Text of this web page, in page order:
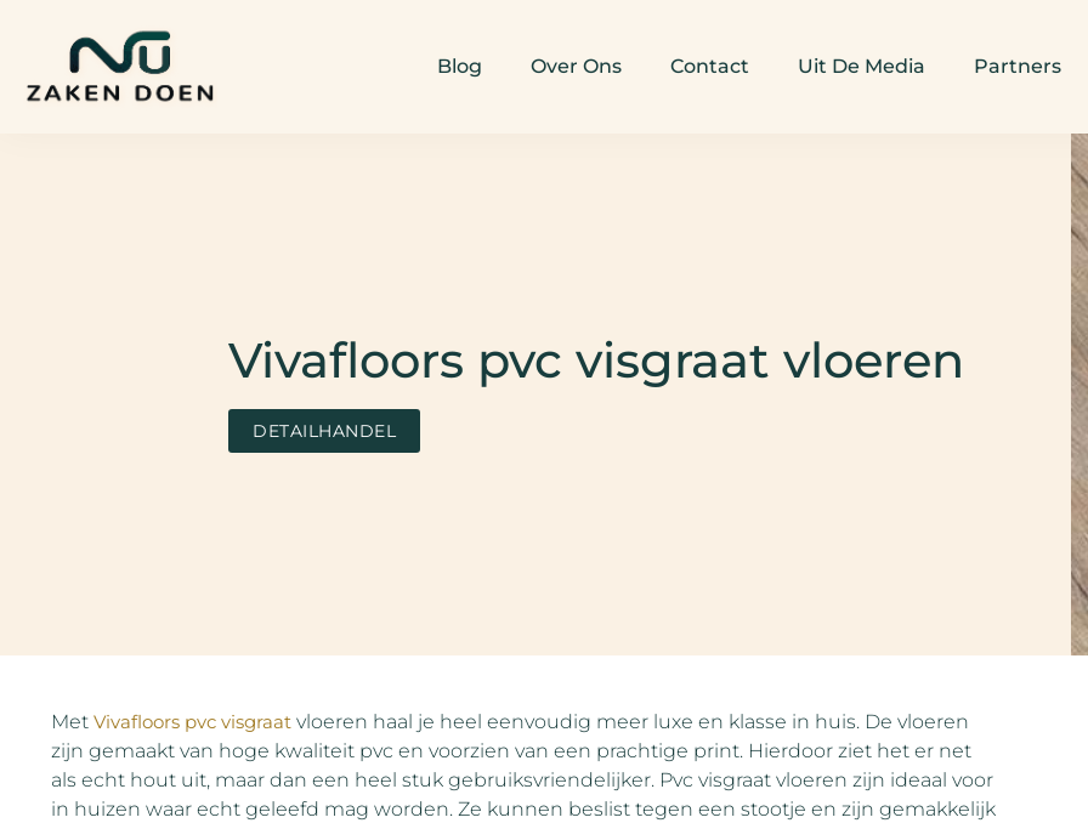
Blog Over Ons Contact Uit De Media Partners
Vivafloors pvc visgraat vloeren
DETAILHANDEL
Met Vivafloors pvc visgraatvloeren haal je heel eenvoudig meer luxe en klasse in huis. De vloeren
zijn gemaakt van hoge kwaliteit pvc en voorzien van een prachtige print. Hierdoor ziet het er net
als echt hout uit, maar dan een heel stuk gebruiksvriendelijker. Pvc visgraat vloeren zijn ideaal voor
in huizen waar echt geleefd mag worden. Ze kunnen beslist tegen een stootje en zijn gemakkelijk